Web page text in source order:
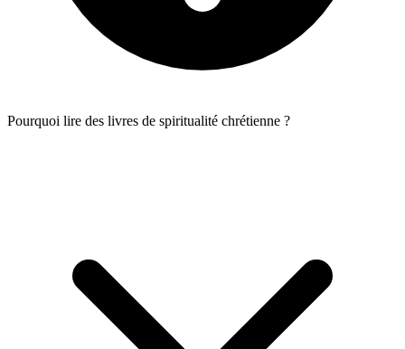
Pourquoi lire des livres de spiritualité chrétienne ?